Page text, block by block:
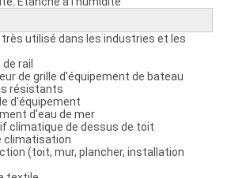
utilisé dans les industries et les
rail
de grille d'équipement de bateau
résistants
d'équipement
d'eau de mer
climatique de dessus de toit
climatisation
(toit, mur, plancher, installation